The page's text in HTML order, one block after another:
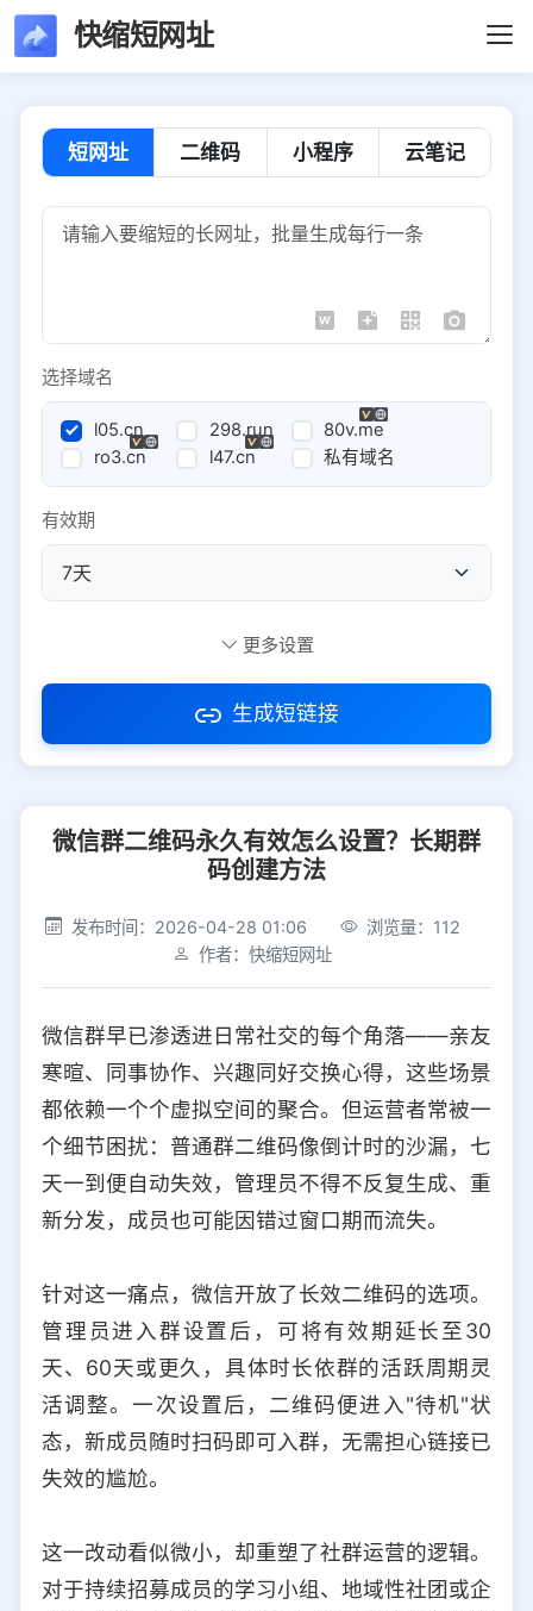
快缩短网址
短网址 二维码 小程序 云笔记
选择域名
l05.cn 298.run
80v.me
ro3.cn
l47.cn 私有域名
有效期
访问密码
社交平台 电商平台
选择防红平台类型，避免链接被拦截
平台设置
iOS Android PC 其他
选择允许访问的平台类型
更多设置
生成短链接
微信群二维码永久有效怎么设置？长期群
码创建方法
发布时间：2026-04-28 01:06
浏览量：112
作者：快缩短网址
微信群早已渗透进日常社交的每个角落——亲友
寒暄、同事协作、兴趣同好交换心得，这些场景
都依赖一个个虚拟空间的聚合。但运营者常被一
个细节困扰：普通群二维码像倒计时的沙漏，七
天一到便自动失效，管理员不得不反复生成、重
新分发，成员也可能因错过窗口期而流失。
针对这一痛点，微信开放了长效二维码的选项。
管理员进入群设置后，可将有效期延长至30
天、60天或更久，具体时长依群的活跃周期灵
活调整。一次设置后，二维码便进入"待机"状
态，新成员随时扫码即可入群，无需担心链接已
失效的尴尬。
这一改动看似微小，却重塑了社群运营的逻辑。
对于持续招募成员的学习小组、地域性社团或企